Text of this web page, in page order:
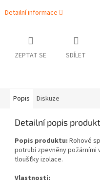
Detailní informace
ZEPTAT SE SDÍLET
Popis Diskuze
Detailní popis
Popis produktu: Rohové
potrubí zpevněny požárními
tloušťky izolace.
Vlastnosti: